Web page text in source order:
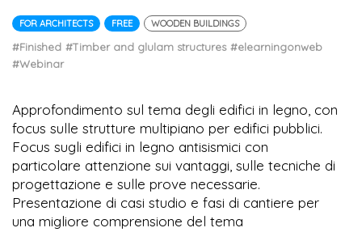
FOR ARCHITECTS FREE WOODEN BUILDINGS
#Finished #Timber and glulam structures #elearningonweb
#Webinar
Approfondimento sul tema degli edifici in legno, con
focus sulle strutture multipiano per edifici pubblici.
Focus sugli edifici in legno antisismici con
particolare attenzione sui vantaggi, sulle tecniche di
progettazione e sulle prove necessarie.
Presentazione di casi studio e fasi di cantiere per
una migliore comprensione del tema